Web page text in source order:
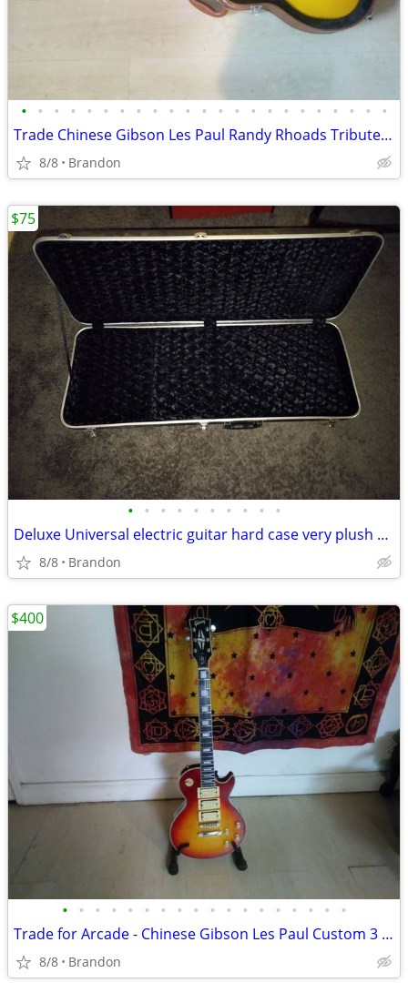
• • • • • • • • • • • • • • • • • • • • • • •
Trade Chinese Gibson Les Paul Randy Rhoads Tribute w/locking hard case
8/8 Brandon
• • • • • • • • • •
Deluxe Universal electric guitar hard case very plush diamond interior
8/8 Brandon
$75
• • • • • • • • • • • • • • • • • •
Trade for Arcade - Chinese Gibson Les Paul Custom 3 P/U w/hard case
8/8 Brandon
$400